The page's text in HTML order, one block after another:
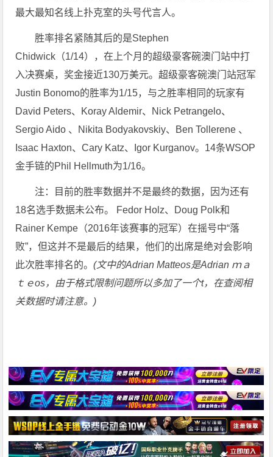
最大最知名线上扑克室的头号代言人。
胜率排名紧随其后的是Stephen
Chidwick（1/14），在上个月的超级豪客碗澳门站中打
入决赛桌，奖金接近130万美元。超级豪客碗澳门站冠军
Justin Bonomo的胜率为1/15，与之胜率相同的玩家有
David Peters、Koray Aldemir、Nick Petrangelo、
Sergio Aido 、Nikita Bodyakovskiy、Ben Tollerene 、
Isaac Haxton、Cary Katz、Igor Kurganov。14条WSOP
金手链的Phil Hellmuth为1/16。
注：目前的胜率数据并不是最终的数据，因为还有
18名选手数据未公布。 Fedor Holz、Doug Polk和
Rainer Kempe（2016年该赛事的冠军）在摇号中“落
败”，但这并不是最后的结果，他们的出席是绝对会影响
此次胜率排名的。(文中的Adrian Matteos是Adrian ｍａ
ｔｅos，由于格式限制问题所以多加了一个t，在查阅相
关数据时请注意。)